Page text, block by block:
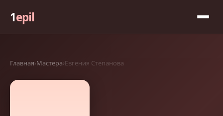
1epil
Главная›Мастера›Евгения Степанова